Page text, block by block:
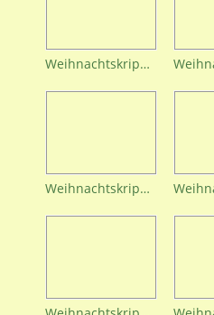
Weihnachtskrippe (5)
Weihnachtskrippe (7)